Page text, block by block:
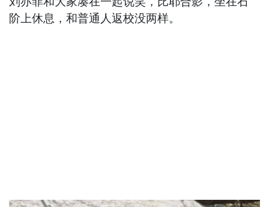
阶上休息，和普通人返校没两样。